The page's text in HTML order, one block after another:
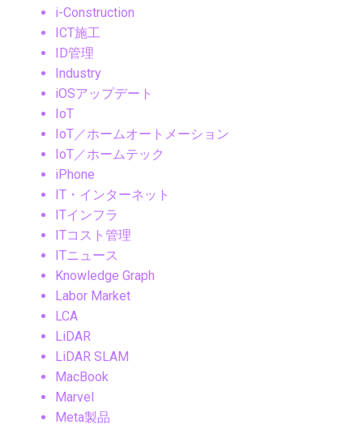
i-Construction
ICT施工
ID管理
Industry
iOSアップデート
IoT
IoT／ホームオートメーション
IoT／ホームテック
iPhone
IT・インターネット
ITインフラ
ITコスト管理
ITニュース
Knowledge Graph
Labor Market
LCA
LiDAR
LiDAR SLAM
MacBook
Marvel
Meta製品